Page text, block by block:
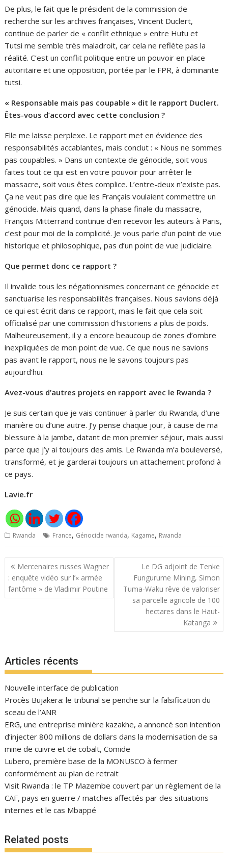
De plus, le fait que le président de la commission de
recherche sur les archives françaises, Vincent Duclert,
continue de parler de « conflit ethnique » entre Hutu et
Tutsi me semble très maladroit, car cela ne reflète pas la
réalité. C’est un conflit politique entre un pouvoir en place
autoritaire et une opposition, portée par le FPR, à dominante
tutsi.
« Responsable mais pas coupable » dit le rapport Duclert.
Êtes-vous d’accord avec cette conclusion ?
Elle me laisse perplexe. Le rapport met en évidence des
responsabilités accablantes, mais conclut : « Nous ne sommes
pas coupables. » Dans un contexte de génocide, soit vous
faites tout ce qui est en votre pouvoir pour arrêter le
massacre, soit vous êtes complice. L’entre-deux n’existe pas.
Ça ne veut pas dire que les Français voulaient commettre un
génocide. Mais quand, dans la phase finale du massacre,
François Mitterrand continue d’en recevoir les auteurs à Paris,
c’est pour moi de la complicité. Je vous parle d’un point de vue
historique et philosophique, pas d’un point de vue judiciaire.
Que permet donc ce rapport ?
Il invalide tous les négationnismes concernant ce génocide et
sanctuarise les responsabilités françaises. Nous savions déjà
ce qui est écrit dans ce rapport, mais le fait que cela soit
officialisé par une commission d’historiens a plus de poids.
Malheureusement, il y a encore beaucoup de zones d’ombre
inexpliquées de mon point de vue. Ce que nous ne savions
pas avant le rapport, nous ne le savons toujours pas
aujourd’hui.
Avez-vous d’autres projets en rapport avec le Rwanda ?
Je suis certain que je vais continuer à parler du Rwanda, d’une
manière ou d’une autre. J’y pense chaque jour, à cause de ma
blessure à la jambe, datant de mon premier séjour, mais aussi
parce que j’y ai toujours des amis. Le Rwanda m’a bouleversé,
transformé, et je garderai toujours un attachement profond à
ce pays.
Lavie.fr
Rwanda France, Génocide rwanda, Kagame, Rwanda
Navigation
de
l’article
Mercenaires russes Wagner
: enquête vidéo sur l’« armée
fantôme » de Vladimir Poutine
Le DG adjoint de Tenke
Fungurume Mining, Simon
Tuma-Waku rêve de valoriser
sa parcelle agricole de 100
hectares dans le Haut-
Katanga
Articles récents
Nouvelle interface de publication
Procès Bujakera: le tribunal se penche sur la falsification du
sceau de l’ANR
ERG, une entreprise minière kazakhe, a annoncé son intention
d’injecter 800 millions de dollars dans la modernisation de sa
mine de cuivre et de cobalt, Comide
Lubero, première base de la MONUSCO à fermer
conformément au plan de retrait
Visit Rwanda : le TP Mazembe couvert par un règlement de la
CAF, pays en guerre / matches affectés par des situations
internes et le cas Mbappé
Related posts